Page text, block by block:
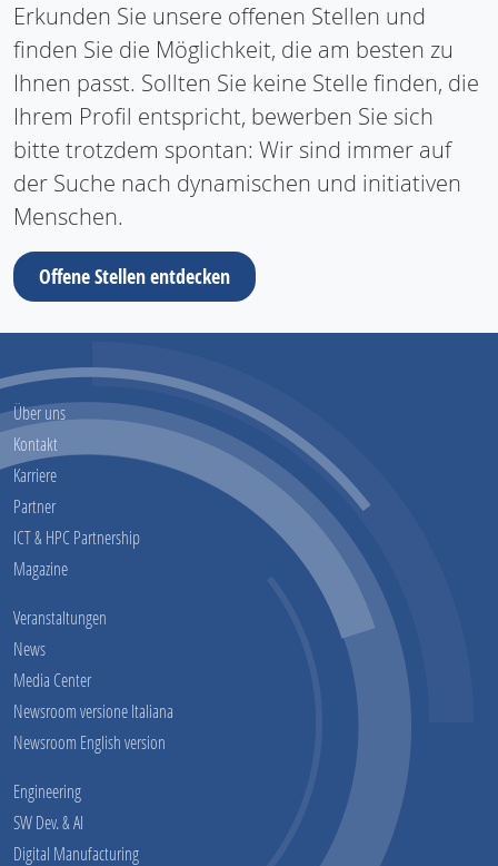
Erkunden Sie unsere offenen Stellen und
finden Sie die Möglichkeit, die am besten zu
Ihnen passt. Sollten Sie keine Stelle finden, die
Ihrem Profil entspricht, bewerben Sie sich
bitte trotzdem spontan: Wir sind immer auf
der Suche nach dynamischen und initiativen
Menschen.
Offene Stellen entdecken
Über uns
Kontakt
Karriere
Partner
ICT & HPC Partnership
Magazine
Veranstaltungen
News
Media Center
Newsroom versione Italiana
Newsroom English version
Engineering
SW Dev. & AI
Digital Manufacturing